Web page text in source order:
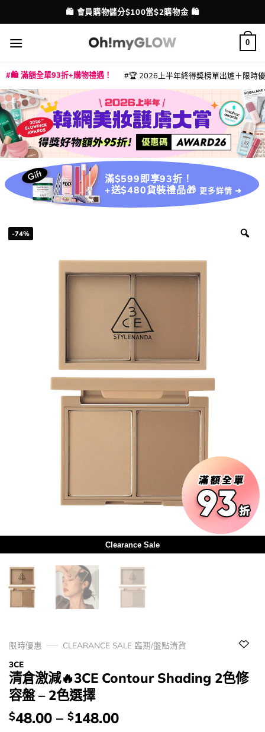
to
content
配送港澳
💳 支援消費券、FPS、八達通、PAYME、信用卡付款
⭐ 精選產品9折！【EXTRA10】
0
🛍️ 滿額全單93折+購物禮遇！ 🏆 2026上半年終得奬榜單出爐＋限時
滿$599即享93折！
+送$480貨裝禮品🎁 更多詳情 ➜
-74%
Clearance Sale
限時優惠
CLEARANCE SALE 臨期/盤點清貨
3CE
清倉激減🔥3CE Contour Shading 2色修
容盤 – 2色選擇
價
$48.00 – $148.00